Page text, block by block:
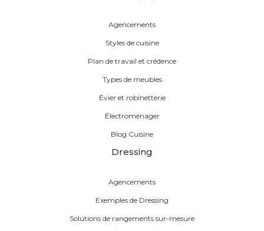
Agencements
Styles de cuisine
Plan de travail et crédence
Types de meubles
Évier et robinetterie
Électroménager
Blog Cuisine
Dressing
Agencements
Exemples de Dressing
Solutions de rangements sur-mesure